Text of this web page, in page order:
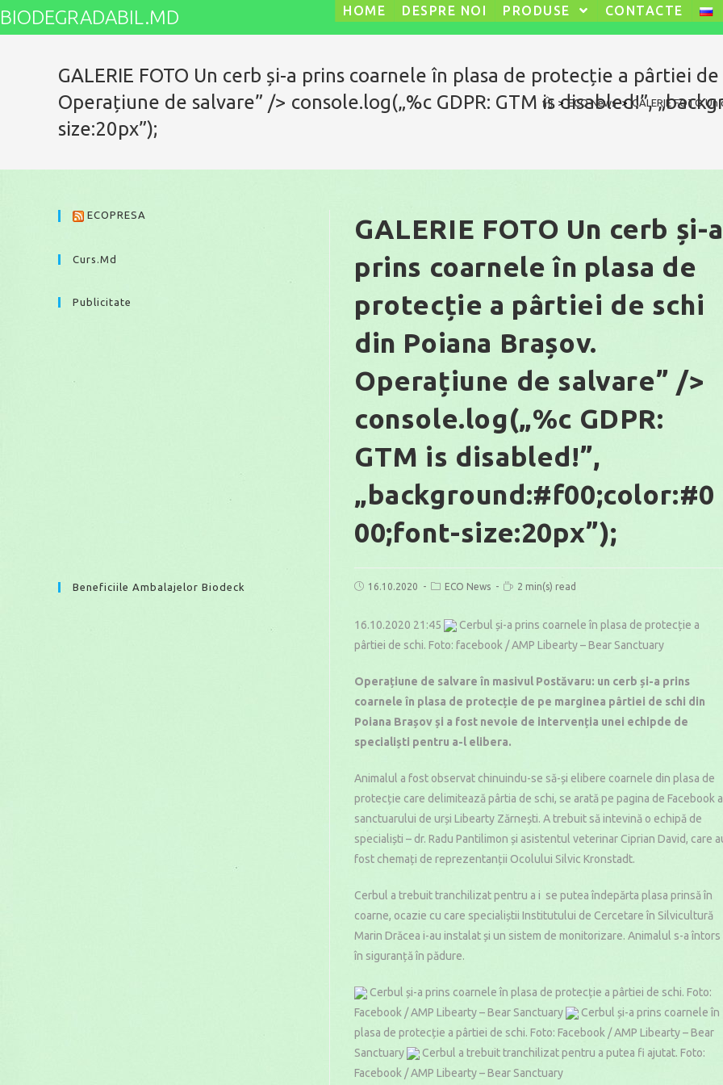
Skip
BIODEGRADABIL.MD HOME DESPRE NOI PRODUSE CONTACTE
GALERIE FOTO Un cerb și-a prins coarnele în plasa de protecție a pârtiei
Operațiune de salvare” /> console.log(„%c GDPR: GTM is disabled!”,
size:20px”);
> ECO News > GALERIE FOTO
GALERIE FOTO Un cerb și-a
prins coarnele în plasa de
protecție a pârtiei de schi
din Poiana Brașov.
Operațiune de salvare” />
console.log(„%c GDPR:
GTM is disabled!”,
„background:#f00;color:#0
00;font-size:20px”);
Post16.10.2020
PostECO News
Reading
2 min(s) read
16.10.2020 21:45
Cerbul și-a prins coarnele în plasa de protecție a
pârtiei de schi. Foto: facebook / AMP Libearty – Bear Sanctuary
Operațiune de salvare în masivul Postăvaru: un cerb și-a prins
coarnele în plasa de protecție de pe marginea pârtiei de schi din
Poiana Brașov și a fost nevoie de intervenția unei echipde de
specialiști pentru a-l elibera.
Animalul a fost observat chinuindu-se să-și elibere coarnele din plasa de
protecție care delimitează pârtia de schi, se arată pe pagina de Facebook a
sanctuarului de urși Libearty Zărnești. A trebuit să intevină o echipă de
specialiști – dr. Radu Pantilimon și asistentul veterinar Ciprian David, care
fost chemați de reprezentanții Ocolului Silvic Kronstadt.
Cerbul a trebuit tranchilizat pentru a i se putea îndepărta plasa prinsă în
coarne, ocazie cu care specialiștii Institutului de Cercetare în Silvicultură
Marin Drăcea i-au instalat și un sistem de monitorizare. Animalul s-a întors
în siguranță în pădure.
Cerbul și-a prins coarnele în plasa de protecție a pârtiei de schi. Foto:
Facebook / AMP Libearty – Bear Sanctuary
Cerbul și-a prins coarnele în
plasa de protecție a pârtiei de schi. Foto: Facebook / AMP Libearty – Bear
Sanctuary
Cerbul a trebuit tranchilizat pentru a putea fi ajutat. Foto:
Facebook / AMP Libearty – Bear Sanctuary
ECOPRESA
Curs.md
Publicitate
Beneficiile Ambalajelor Biodeck